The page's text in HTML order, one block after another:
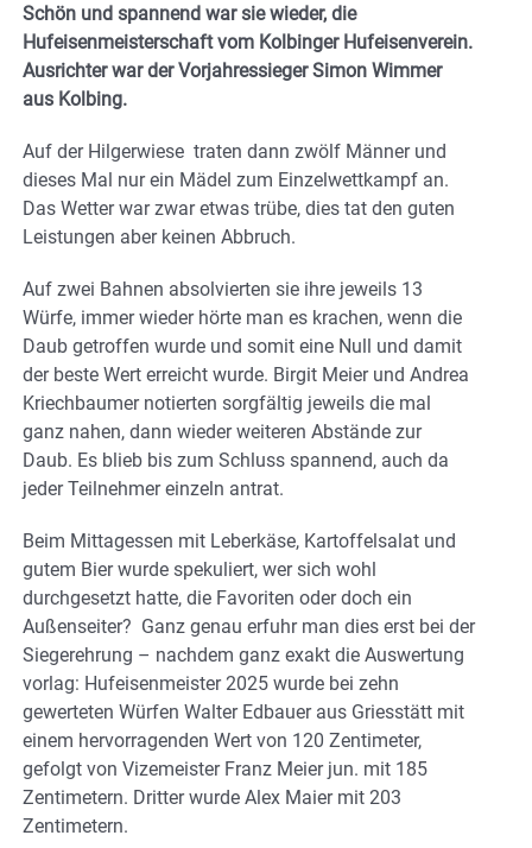
Schön und spannend war sie wieder, die
Hufeisenmeisterschaft vom Kolbinger Hufeisenverein.
Ausrichter war der Vorjahressieger Simon Wimmer
aus Kolbing.
Auf der Hilgerwiese traten dann zwölf Männer und
dieses Mal nur ein Mädel zum Einzelwettkampf an.
Das Wetter war zwar etwas trübe, dies tat den guten
Leistungen aber keinen Abbruch.
Auf zwei Bahnen absolvierten sie ihre jeweils 13
Würfe, immer wieder hörte man es krachen, wenn die
Daub getroffen wurde und somit eine Null und damit
der beste Wert erreicht wurde. Birgit Meier und Andrea
Kriechbaumer notierten sorgfältig jeweils die mal
ganz nahen, dann wieder weiteren Abstände zur
Daub. Es blieb bis zum Schluss spannend, auch da
jeder Teilnehmer einzeln antrat.
Beim Mittagessen mit Leberkäse, Kartoffelsalat und
gutem Bier wurde spekuliert, wer sich wohl
durchgesetzt hatte, die Favoriten oder doch ein
Außenseiter? Ganz genau erfuhr man dies erst bei der
Siegerehrung – nachdem ganz exakt die Auswertung
vorlag: Hufeisenmeister 2025 wurde bei zehn
gewerteten Würfen Walter Edbauer aus Griesstätt mit
einem hervorragenden Wert von 120 Zentimeter,
gefolgt von Vizemeister Franz Meier jun. mit 185
Zentimetern. Dritter wurde Alex Maier mit 203
Zentimetern.